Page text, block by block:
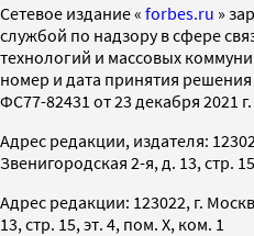
Cетевое издание « forbes.ru »
службой по надзору в сфере
технологий и массовых
номер и дата принятия
ФС77-82431 от 23 декабря 2021 г.
Адрес редакции, издателя:
Звенигородская 2-я, д. 13, стр.
Адрес редакции: 123022, г.
13, стр. 15, эт. 4, пом. X, ком. 1